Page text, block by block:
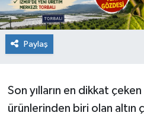
Paylaş
Son yılların en dikkat çeken
ürünlerinden biri olan altın